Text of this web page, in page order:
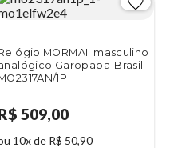
MORMAII masculino
Garopaba-Brasil
1P
509,00
10x de R$ 50,90